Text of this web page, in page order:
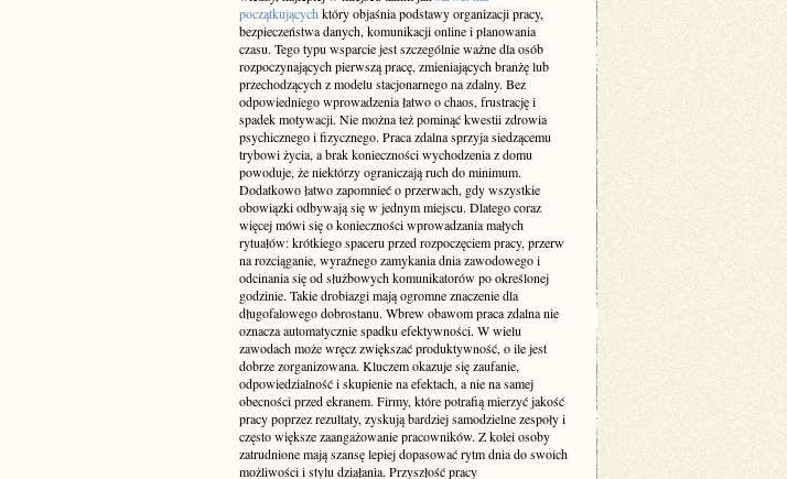
początkujących który objaśnia podstawy organizacji pracy,
bezpieczeństwa danych, komunikacji online i planowania
czasu. Tego typu wsparcie jest szczególnie ważne dla osób
rozpoczynających pierwszą pracę, zmieniających branżę lub
przechodzących z modelu stacjonarnego na zdalny. Bez
odpowiedniego wprowadzenia łatwo o chaos, frustrację i
spadek motywacji. Nie można też pominąć kwestii zdrowia
psychicznego i fizycznego. Praca zdalna sprzyja siedzącemu
trybowi życia, a brak konieczności wychodzenia z domu
powoduje, że niektórzy ograniczają ruch do minimum.
Dodatkowo łatwo zapomnieć o przerwach, gdy wszystkie
obowiązki odbywają się w jednym miejscu. Dlatego coraz
więcej mówi się o konieczności wprowadzania małych
rytuałów: krótkiego spaceru przed rozpoczęciem pracy, przerw
na rozciąganie, wyraźnego zamykania dnia zawodowego i
odcinania się od służbowych komunikatorów po określonej
godzinie. Takie drobiazgi mają ogromne znaczenie dla
długofalowego dobrostanu. Wbrew obawom praca zdalna nie
oznacza automatycznie spadku efektywności. W wielu
zawodach może wręcz zwiększać produktywność, o ile jest
dobrze zorganizowana. Kluczem okazuje się zaufanie,
odpowiedzialność i skupienie na efektach, a nie na samej
obecności przed ekranem. Firmy, które potrafią mierzyć jakość
pracy poprzez rezultaty, zyskują bardziej samodzielne zespoły i
często większe zaangażowanie pracowników. Z kolei osoby
zatrudnione mają szansę lepiej dopasować rytm dnia do swoich
możliwości i stylu działania. Przyszłość pracy